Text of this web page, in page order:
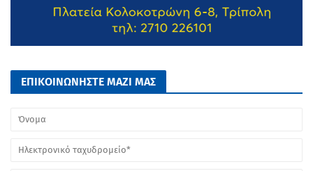
ΕΠΙΚΟΙΝΩΝΗΣΤΕ ΜΑΖΙ ΜΑΣ